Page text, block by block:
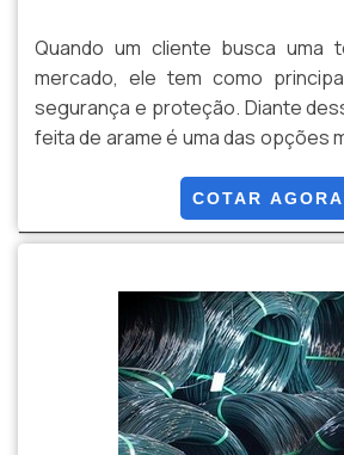
Quando um cliente busca uma
mercado, ele tem como
segurança e proteção. Diante
feita de arame é uma das opções
características próprias como
benefício. Além disso, sua
cliente.Os arames para a
COTAR AGORA